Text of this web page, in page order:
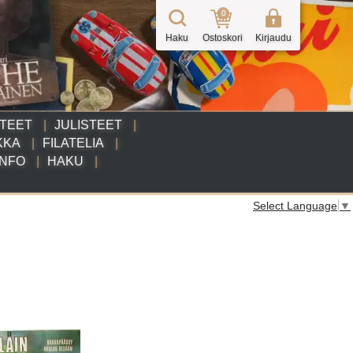
JULISTEET
FILATELIA
HAKU
Haku
0
Ostoskori Kirjaudu
Select Language ▼